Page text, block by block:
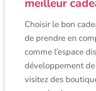
meilleur
Choisir le bon
de prendre en
comme l’espace
développement de
visitez des